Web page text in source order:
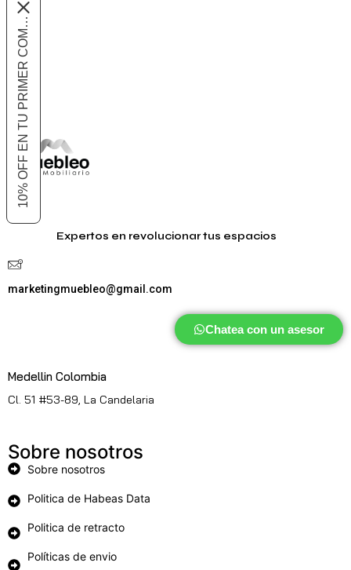
Expertos en revolucionar tus espacios
marketingmuebleo@gmail.com
Chatea con un asesor
Medellin Colombia
Cl. 51 #53-89, La Candelaria
Sobre nosotros
Sobre nosotros
Politica de Habeas Data
Politica de retracto
Políticas de envio
10% OFF EN TU PRIMER COMPRA